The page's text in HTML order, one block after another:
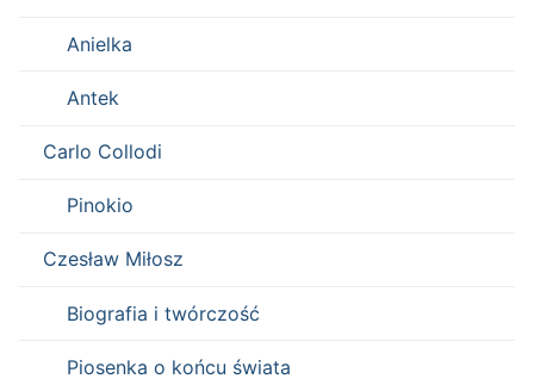
Anielka
Antek
Carlo Collodi
Pinokio
Czesław Miłosz
Biografia i twórczość
Piosenka o końcu świata